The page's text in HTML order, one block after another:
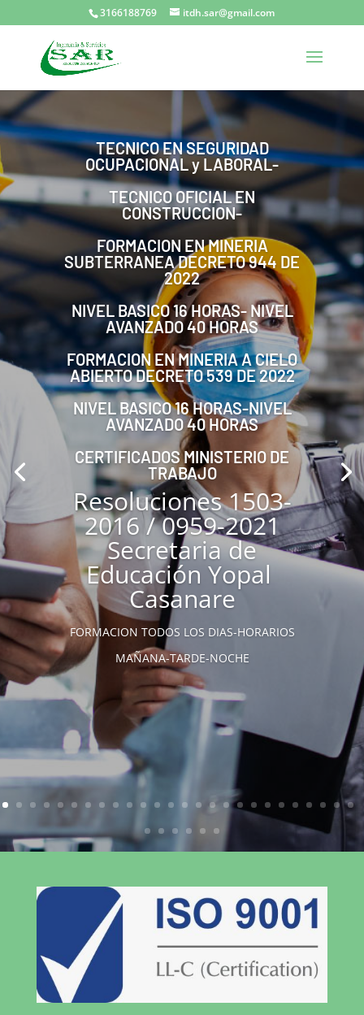
3166188769 itdh.sar@gmail.com
TECNICO EN SEGURIDAD
OCUPACIONAL y LABORAL-
TECNICO OFICIAL EN
CONSTRUCCION-
FORMACION EN MINERIA
SUBTERRANEA DECRETO 944 DE
2022
NIVEL BASICO 16 HORAS- NIVEL
AVANZADO 40 HORAS
FORMACION EN MINERIA A CIELO
ABIERTO DECRETO 539 DE 2022
NIVEL BASICO 16 HORAS-NIVEL
AVANZADO 40 HORAS
CERTIFICADOS MINISTERIO DE
TRABAJO
Resoluciones 1503-
2016 / 0959-2021
Secretaria de
Educación Yopal
Casanare
FORMACION TODOS LOS DIAS-HORARIOS
MAÑANA-TARDE-NOCHE